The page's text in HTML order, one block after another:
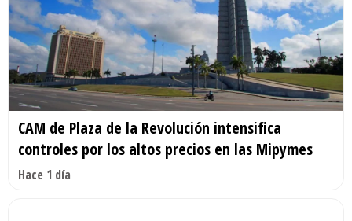
CAM de Plaza de la Revolución intensifica
controles por los altos precios en las Mipymes
Hace 1 día